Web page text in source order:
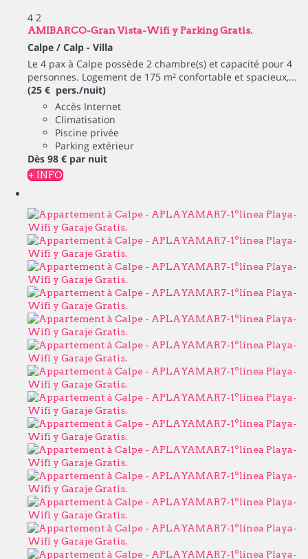
4 2
AMIBARCO-Gran Vista-Wifi y Parking Gratis.
Calpe / Calp - Villa
Le 4 pax à Calpe possède 2 chambre(s) et capacité pour 4
personnes. Logement de 175 m² confortable et spacieux,...
(25 € pers./nuit)
Accès Internet
Climatisation
Piscine privée
Parking extérieur
Dès 98 € par nuit
+ INFO